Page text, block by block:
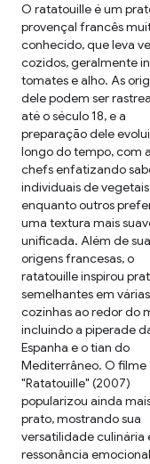
O ratatouille é um
provençal francês
conhecido, que leva
cozidos, geralmente
tomates e alho. As
dele podem ser
até o século 18, e a
preparação dele
longo do tempo, com
chefs enfatizando
individuais de
enquanto outros
uma textura mais
unificada. Além de
origens francesas, o
ratatouille inspirou
semelhantes em várias
cozinhas ao redor do
incluindo a piperade
Espanha e o tian do
Mediterrâneo. O filme
"Ratatouille" (2007)
popularizou ainda
prato, mostrando sua
versatilidade culinária
ressonância